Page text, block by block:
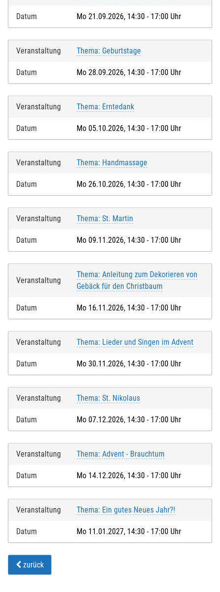
Datum Mo 21.09.2026, 14:30 - 17:00 Uhr
Veranstaltung Thema: Geburtstage
Datum Mo 28.09.2026, 14:30 - 17:00 Uhr
Veranstaltung Thema: Erntedank
Datum Mo 05.10.2026, 14:30 - 17:00 Uhr
Veranstaltung Thema: Handmassage
Datum Mo 26.10.2026, 14:30 - 17:00 Uhr
Veranstaltung Thema: St. Martin
Datum Mo 09.11.2026, 14:30 - 17:00 Uhr
Veranstaltung
Thema: Anleitung zum Dekorieren von
Gebäck für den Christbaum
Datum Mo 16.11.2026, 14:30 - 17:00 Uhr
Veranstaltung Thema: Lieder und Singen im Advent
Datum Mo 30.11.2026, 14:30 - 17:00 Uhr
Veranstaltung Thema: St. Nikolaus
Datum Mo 07.12.2026, 14:30 - 17:00 Uhr
Veranstaltung Thema: Advent - Brauchtum
Datum Mo 14.12.2026, 14:30 - 17:00 Uhr
Veranstaltung Thema: Ein gutes Neues Jahr?!
Datum Mo 11.01.2027, 14:30 - 17:00 Uhr
zurück